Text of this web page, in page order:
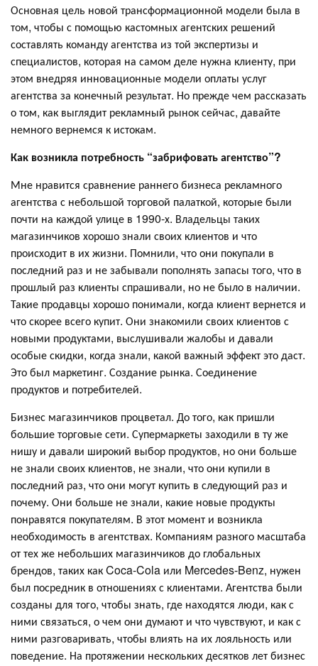
Основная цель новой трансформационной модели была в
том, чтобы с помощью кастомных агентских решений
составлять команду агентства из той экспертизы и
специалистов, которая на самом деле нужна клиенту, при
этом внедряя инновационные модели оплаты услуг
агентства за конечный результат. Но прежде чем рассказать
о том, как выглядит рекламный рынок сейчас, давайте
немного вернемся к истокам.
Как возникла потребность “забрифовать агентство”?
Мне нравится сравнение раннего бизнеса рекламного
агентства с небольшой торговой палаткой, которые были
почти на каждой улице в 1990-х. Владельцы таких
магазинчиков хорошо знали своих клиентов и что
происходит в их жизни. Помнили, что они покупали в
последний раз и не забывали пополнять запасы того, что в
прошлый раз клиенты спрашивали, но не было в наличии.
Такие продавцы хорошо понимали, когда клиент вернется и
что скорее всего купит. Они знакомили своих клиентов с
новыми продуктами, выслушивали жалобы и давали
особые скидки, когда знали, какой важный эффект это даст.
Это был маркетинг. Создание рынка. Соединение
продуктов и потребителей.
Бизнес магазинчиков процветал. До того, как пришли
большие торговые сети. Супермаркеты заходили в ту же
нишу и давали широкий выбор продуктов, но они больше
не знали своих клиентов, не знали, что они купили в
последний раз, что они могут купить в следующий раз и
почему. Они больше не знали, какие новые продукты
понравятся покупателям. В этот момент и возникла
необходимость в агентствах. Компаниям разного масштаба
от тех же небольших магазинчиков до глобальных
брендов, таких как Coca-Cola или Mercedes-Benz, нужен
был посредник в отношениях с клиентами. Агентства были
созданы для того, чтобы знать, где находятся люди, как с
ними связаться, о чем они думают и что чувствуют, и как с
ними разговаривать, чтобы влиять на их лояльность или
поведение. На протяжении нескольких десятков лет бизнес